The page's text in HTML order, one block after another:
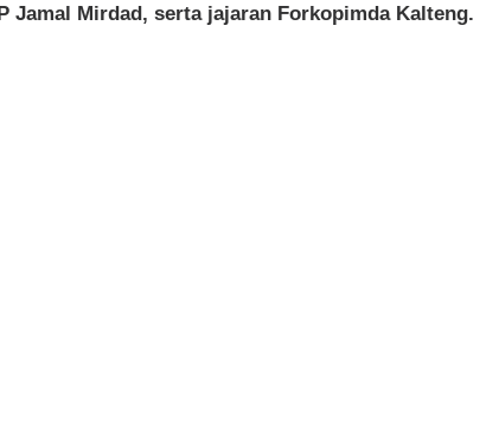
Jamal Mirdad, serta jajaran Forkopimda Kalteng.